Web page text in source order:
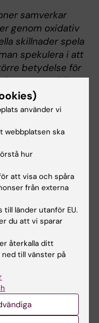
samverkar
genom oxidativ
skillnader spela
spekulera i att
betydelse för
än man tidigare
skulle kunna
lägre
Institutet för
med
Theoretical and
of Cambridge,
Toxicology
Environmental
of Health,
Carolina, USA.
av
Forte.
använder vi
webbplatsen ska
hur
att visa och spåra
från externa
länder utanför EU.
du att vi sparar
återkalla ditt
till vänster på